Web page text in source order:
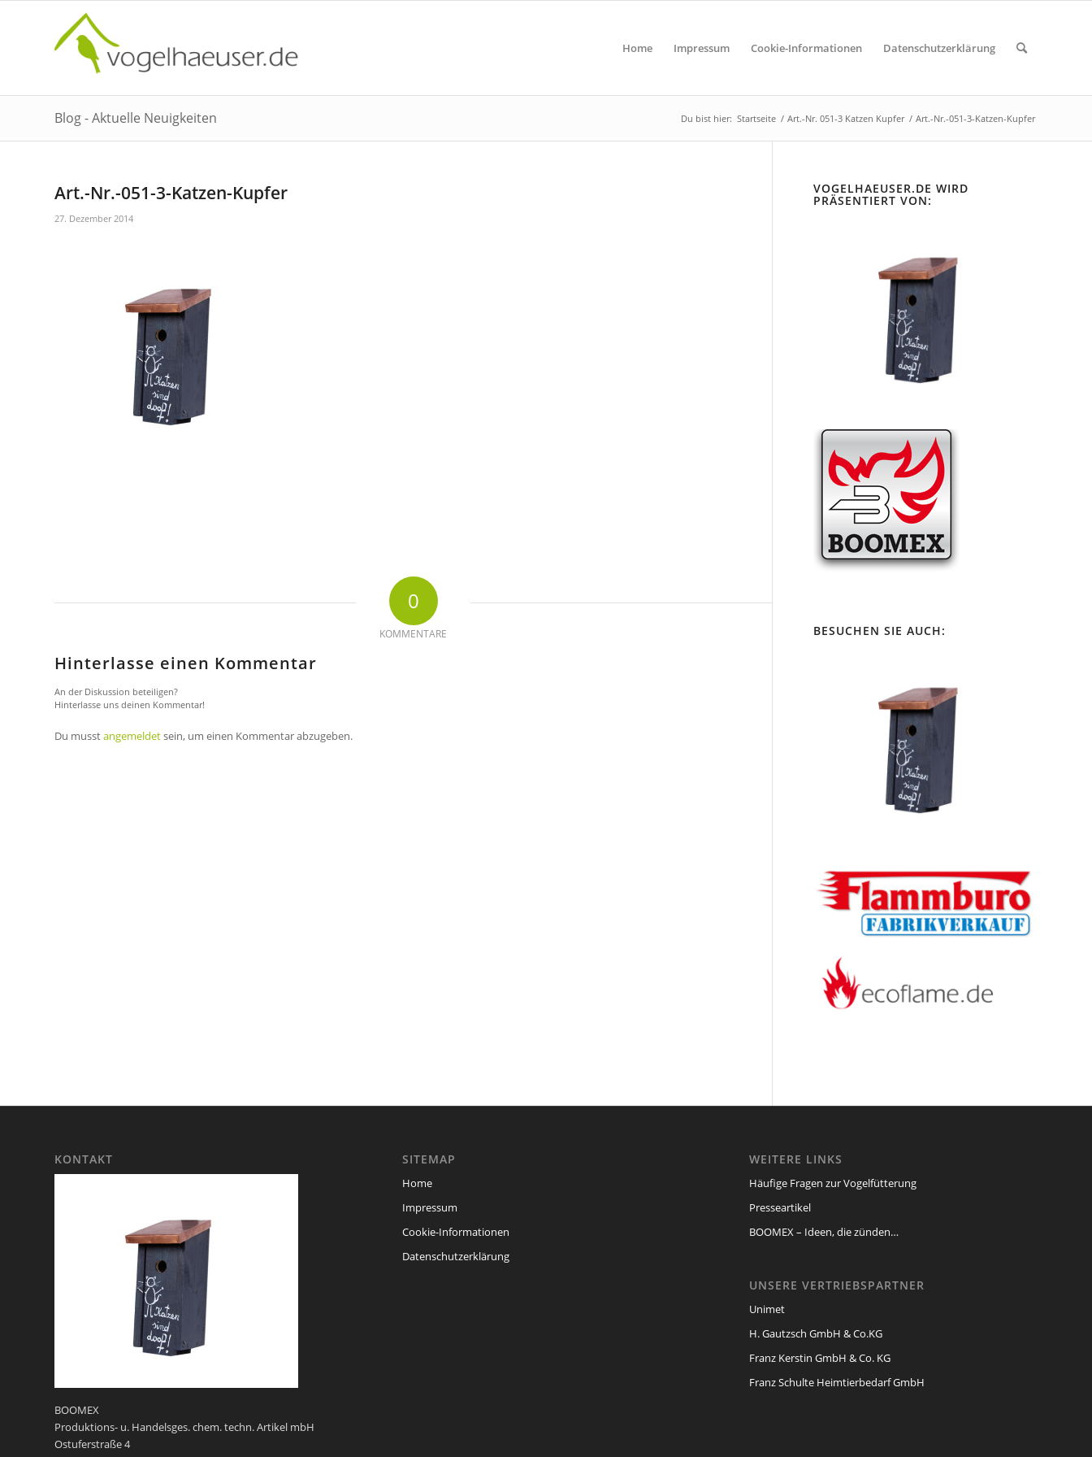
Home Impressum Cookie-Informationen Datenschutzerklärung
Blog - Aktuelle Neuigkeiten Du bist hier: Startseite / Art.-Nr. 051-3 Katzen Kupfer / Art.-Nr.-051-3-Katzen-Kupfer
Art.-Nr.-051-3-Katzen-Kupfer
27. Dezember 2014
0
KOMMENTARE
Hinterlasse einen Kommentar
An der Diskussion beteiligen?
Hinterlasse uns deinen Kommentar!
Du musstangemeldetsein, um einen Kommentar abzugeben.
VOGELHAEUSER.DE WIRD
PRÄSENTIERT VON:
BESUCHEN SIE AUCH:
KONTAKT
BOOMEX
Produktions- u. Handelsges. chem. techn. Artikel mbH
Ostuferstraße 4
SITEMAP
Home
Impressum
Cookie-Informationen
Datenschutzerklärung
WEITERE LINKS
Häufige Fragen zur Vogelfütterung
Presseartikel
BOOMEX – Ideen, die zünden…
UNSERE VERTRIEBSPARTNER
Unimet
H. Gautzsch GmbH & Co.KG
Franz Kerstin GmbH & Co. KG
Franz Schulte Heimtierbedarf GmbH